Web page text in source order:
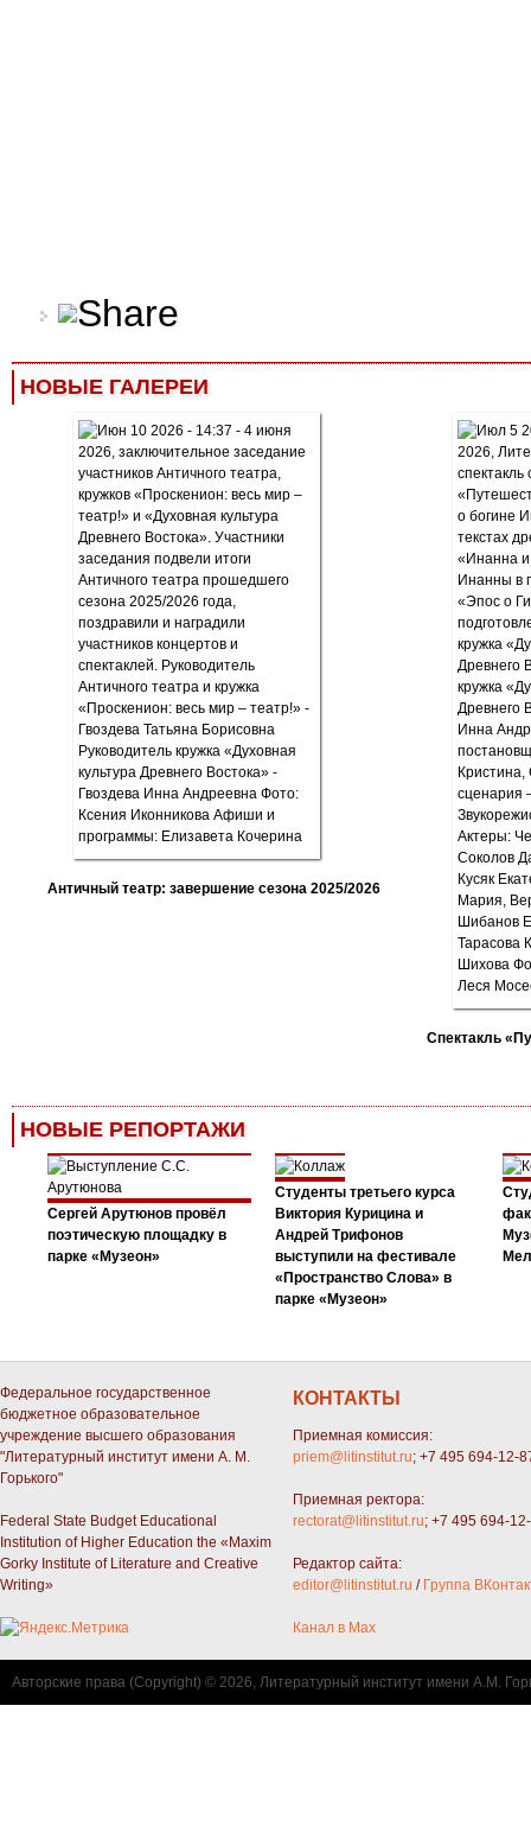
НОВЫЕ ГАЛЕРЕИ
Античный театр: завершение сезона 2025/2026
Спектакль
НОВЫЕ РЕПОРТАЖИ
Сергей Арутюнов провёл
поэтическую площадку в
парке «Музеон»
Студенты третьего курса
Виктория Курицина и
Андрей Трифонов
выступили на фестивале
«Пространство Слова» в
парке «Музеон»
Федеральное государственное
бюджетное образовательное
учреждение высшего образования
"Литературный институт имени А. М.
Горького"
Federal State Budget Educational
Institution of Higher Education the «Maxim
Gorky Institute of Literature and Creative
Writing»
КОНТАКТЫ
Приемная комиссия:
priem@litinstitut.ru; +7 495 694-12-
Приемная ректора:
rectorat@litinstitut.ru; +7 495 694-
Редактор сайта:
editor@litinstitut.ru / Группа
Канал в Max
Авторские права (Copyright) © 2026, Литературный институт имени А.М.